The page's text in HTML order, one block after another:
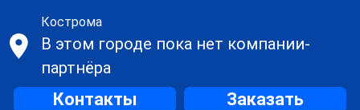
Кострома
В этом городе пока нет компании-
партнёра
Контакты Заказать